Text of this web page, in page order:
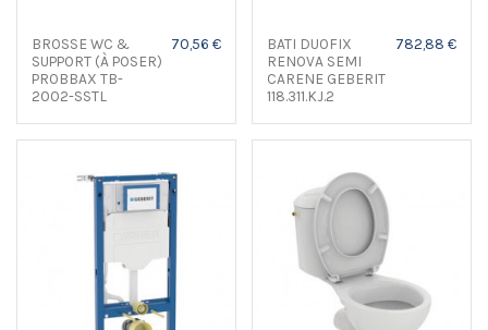
BROSSE WC &
SUPPORT (À POSER)
PROBBAX TB-
2002-SSTL
70,56 €
BATI DUOFIX
RENOVA SEMI
CARENE GEBERIT
118.311.KJ.2
782,88 €